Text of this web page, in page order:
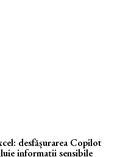
desfășurarea Copilot
informații sensibile